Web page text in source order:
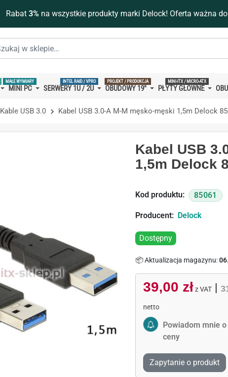
Rabat 3%na wszystkie produkty marki Delock! Oferta ważna
MINI PC
MAŁE WYMIARY
SERWERY 1U / 2U
INTEL RAID / VPRO
OBUDOWY 19''
PROJEKT / PRODUKCJA
PŁYTY GŁÓWNE
MINI-ITX / MICRO-ATX
Kable USB 3.0 Kabel USB 3.0-A M-M męsko-męski 1,5m Delock
Kabel USB
1,5m Delock
Kod produktu: 85061
Producent: Delock
Dostępny
📦 Aktualizacja magazynu:
39,00 zł z VAT|
netto
Activate Price Alert
Powiadom mnie
ceny
Zapytanie o produkt